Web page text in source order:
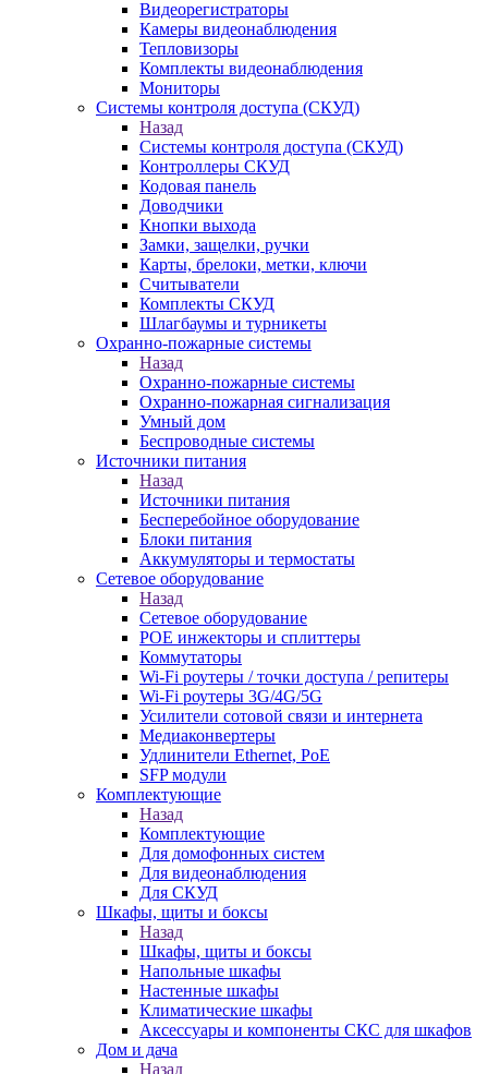
Видеорегистраторы
Камеры видеонаблюдения
Тепловизоры
Комплекты видеонаблюдения
Мониторы
Системы контроля доступа (СКУД)
Назад
Системы контроля доступа (СКУД)
Контроллеры СКУД
Кодовая панель
Доводчики
Кнопки выхода
Замки, защелки, ручки
Карты, брелоки, метки, ключи
Считыватели
Комплекты СКУД
Шлагбаумы и турникеты
Охранно-пожарные системы
Назад
Охранно-пожарные системы
Охранно-пожарная сигнализация
Умный дом
Беспроводные системы
Источники питания
Назад
Источники питания
Бесперебойное оборудование
Блоки питания
Аккумуляторы и термостаты
Сетевое оборудование
Назад
Сетевое оборудование
POE инжекторы и сплиттеры
Коммутаторы
Wi-Fi роутеры / точки доступа / репитеры
Wi-Fi роутеры 3G/4G/5G
Усилители сотовой связи и интернета
Медиаконвертеры
Удлинители Ethernet, PoE
SFP модули
Комплектующие
Назад
Комплектующие
Для домофонных систем
Для видеонаблюдения
Для СКУД
Шкафы, щиты и боксы
Назад
Шкафы, щиты и боксы
Напольные шкафы
Настенные шкафы
Климатические шкафы
Аксессуары и компоненты СКС для шкафов
Дом и дача
Назад